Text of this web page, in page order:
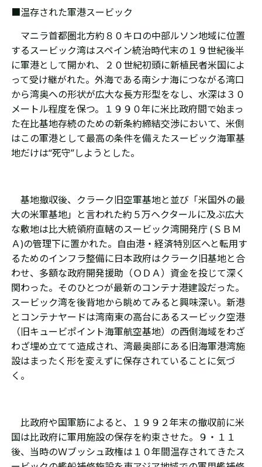
■温存された軍港スービック
マニラ首都圏北方約８０キロの中部ルソン地域に位置
するスービック湾はスペイン統治時代末の１９世紀後半
に軍港として開かれ、２０世紀初頭に新植民者米国によ
って受け継がれた。外海である南シナ海につながる湾口
から湾奥への形状が広大な長方形型をなし、水深は３０
メートル程度を保つ。１９９０年に米比政府間で始まっ
た在比基地存続のための新条約締結交渉において、米側
はこの軍港として最高の条件を備えたスービック海軍基
地だけは“死守”しようとした。
基地撤収後、クラーク旧空軍基地と並び「米国外の最
大の米軍基地」と言われた約５万ヘクタールに及ぶ広大
な敷地は比大統領府直轄のスービック湾開発庁(ＳＢＭ
Ａ)の管理下に置かれた。自由港・経済特別区へと転用す
るためのインフラ整備に日本政府はクラーク旧基地と合
わせ、多額な政府開発援助（ＯＤＡ）資金を投じて深く
関わった。そのひとつが最新のコンテナ港建設だった。
スービック湾を後背地から眺めてみると興味深い。新港
とコンテナヤードは湾南東の高台にあるスービック空港
（旧キュービポイント海軍航空基地）の西側海域をわざ
わざ埋め立てて造成され、湾最奥部にある旧海軍港湾施
設はまったく形を変えずに保存されていることに気づ
く。
比政府や国軍筋によると、１９９２年末の撤収前に米
国は比政府に軍用施設の保存を約束させた。９・１１
後、当時のＷブッシュ政権は１０年間温存されてきたス